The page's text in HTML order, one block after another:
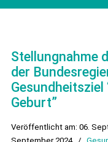
Stellungnahme
der
Gesundheitsziel
Geburt”
Veröffentlicht am: 06.